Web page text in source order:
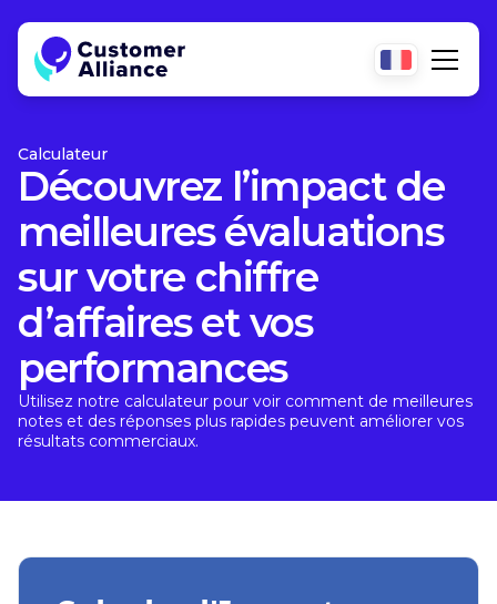
Calculateur
Découvrez l’impact de
meilleures évaluations
sur votre chiffre
d’affaires et vos
performances
Utilisez notre calculateur pour voir comment de meilleures
notes et des réponses plus rapides peuvent améliorer vos
résultats commerciaux.